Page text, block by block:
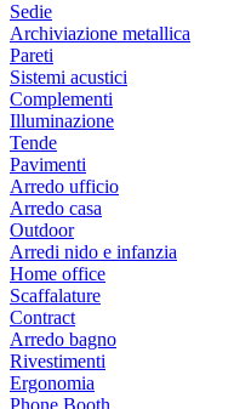
Sedie
Archiviazione metallica
Pareti
Sistemi acustici
Complementi
Illuminazione
Tende
Pavimenti
Arredo ufficio
Arredo casa
Outdoor
Arredi nido e infanzia
Home office
Scaffalature
Contract
Arredo bagno
Rivestimenti
Ergonomia
Phone Booth